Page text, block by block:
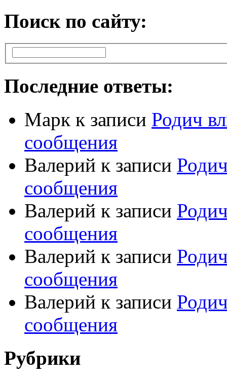
Поиск по сайту:
Последние ответы:
Марк к записи Родич
сообщения
Валерий к записи
сообщения
Валерий к записи
сообщения
Валерий к записи
сообщения
Валерий к записи
сообщения
Рубрики